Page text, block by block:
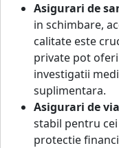
Asigurari de
in schimbare,
calitate este
private pot
investigatii
suplimentara.
Asigurari de
stabil pentru
protectie